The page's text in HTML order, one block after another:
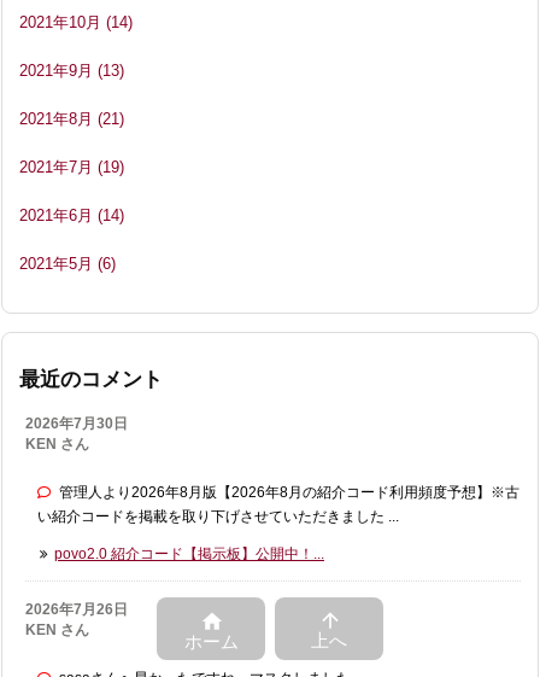
2021年10月 (14)
2021年9月 (13)
2021年8月 (21)
2021年7月 (19)
2021年6月 (14)
2021年5月 (6)
最近のコメント
2026年7月30日
KEN さん
管理人より2026年8月版【2026年8月の紹介コード利用頻度予想】※古
い紹介コードを掲載を取り下げさせていただきました ...
povo2.0 紹介コード【掲示板】公開中！...
2026年7月26日
KEN さん

ホーム

上へ